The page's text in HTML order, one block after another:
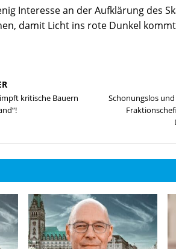
Interesse an der Aufklärung des
damit Licht ins rote Dunkel
kritische Bauern
Schonungslos